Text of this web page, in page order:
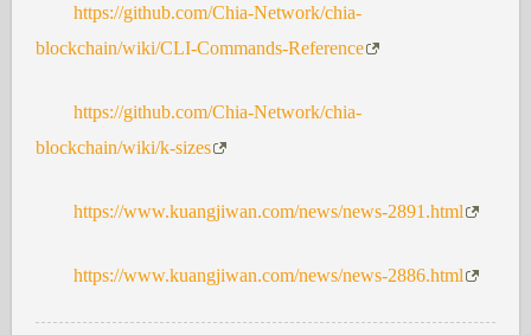
https://github.com/Chia-Network/chia-
blockchain/wiki/CLI-Commands-Reference
https://github.com/Chia-Network/chia-
blockchain/wiki/k-sizes
https://www.kuangjiwan.com/news/news-2891.html
https://www.kuangjiwan.com/news/news-2886.html